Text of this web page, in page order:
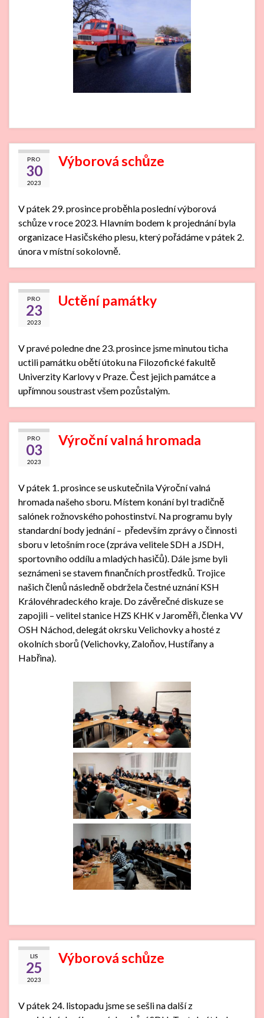
PRO
30
2023
Výborová schůze
V pátek 29. prosince proběhla poslední výborová
schůze v roce 2023. Hlavním bodem k projednání byla
organizace Hasičského plesu, který pořádáme v pátek 2.
února v místní sokolovně.
PRO
23
2023
Uctění památky
V pravé poledne dne 23. prosince jsme minutou ticha
uctili památku obětí útoku na Filozofické fakultě
Univerzity Karlovy v Praze. Čest jejich památce a
upřímnou soustrast všem pozůstalým.
PRO
03
2023
Výroční valná hromada
V pátek 1. prosince se uskutečnila Výroční valná
hromada našeho sboru. Místem konání byl tradičně
salónek rožnovského pohostinství. Na programu byly
standardní body jednání – především zprávy o činnosti
sboru v letošním roce (zpráva velitele SDH a JSDH,
sportovního oddílu a mladých hasičů). Dále jsme byli
seznámeni se stavem finančních prostředků. Trojice
našich členů následně obdržela čestné uznání KSH
Královéhradeckého kraje. Do závěrečné diskuze se
zapojili – velitel stanice HZS KHK v Jaroměři, členka VV
OSH Náchod, delegát okrsku Velichovky a hosté z
okolních sborů (Velichovky, Zaloňov, Hustířany a
Habřina).
LIS
25
2023
Výborová schůze
V pátek 24. listopadu jsme se sešli na další z